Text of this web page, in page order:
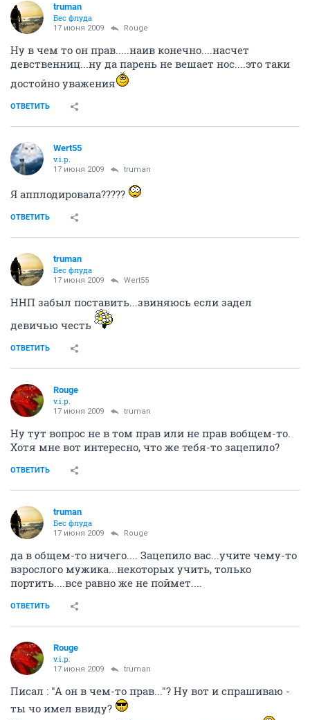
truman
Бес флуда
17 июня 2009 Rouge
Ну в чем то он прав.....наив конечно....насчет
девственниц...ну да парень не вешает нос....это таки
достойно уважения
ОТВЕТИТЬ
Wert55
v.i.p.
17 июня 2009 truman
Я апплодировала?????
ОТВЕТИТЬ
truman
Бес флуда
17 июня 2009 Wert55
ННП забыл поставить...звиняюсь если задел
девичью честь
ОТВЕТИТЬ
Rouge
v.i.p.
17 июня 2009 truman
Ну тут вопрос не в том прав или не прав вобщем-то.
Хотя мне вот интересно, что же тебя-то зацепило?
ОТВЕТИТЬ
truman
Бес флуда
17 июня 2009 Rouge
да в общем-то ничего.... Зацепило вас...учите чему-то
взрослого мужика...некоторых учить, только
портить....все равно же не поймет....
ОТВЕТИТЬ
Rouge
v.i.p.
17 июня 2009 truman
Писал : "А он в чем-то прав..."? Ну вот и спрашиваю -
ты чо имел ввиду?